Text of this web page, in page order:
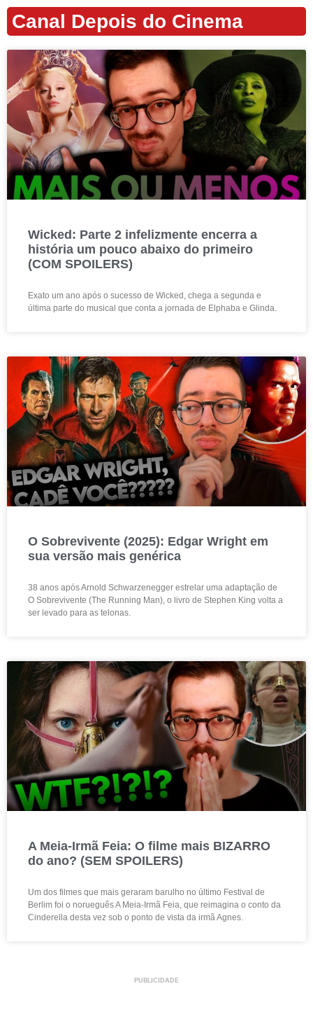
Canal Depois do Cinema
Wicked: Parte 2 infelizmente encerra a
história um pouco abaixo do primeiro
(COM SPOILERS)
Exato um ano após o sucesso de Wicked, chega a segunda e
última parte do musical que conta a jornada de Elphaba e Glinda.
O Sobrevivente (2025): Edgar Wright em
sua versão mais genérica
38 anos após Arnold Schwarzenegger estrelar uma adaptação de
O Sobrevivente (The Running Man), o livro de Stephen King volta a
ser levado para as telonas.
A Meia-Irmã Feia: O filme mais BIZARRO
do ano? (SEM SPOILERS)
Um dos filmes que mais geraram barulho no último Festival de
Berlim foi o norueguês A Meia-Irmã Feia, que reimagina o conto da
Cinderella desta vez sob o ponto de vista da irmã Agnes.
PUBLICIDADE